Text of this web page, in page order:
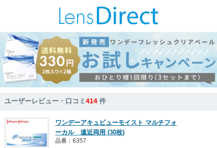
ユーザーレビュー・口コミ414 件
ワンデーアキュビューモイスト マルチフォ
ーカル 遠近両用 (30枚)
品番：6357